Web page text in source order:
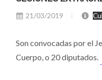
21/03/2019
Son convocadas por el
Cuerpo, o 20 diputados.